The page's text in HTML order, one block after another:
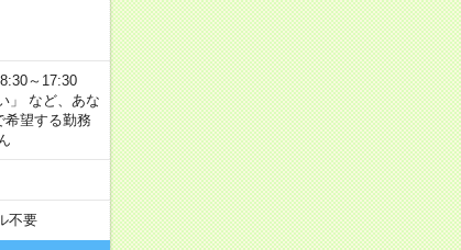
～17:30
など、あな
望する勤務
不要